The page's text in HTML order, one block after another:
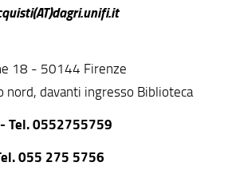
18 - 50144 Firenze
nord, davanti ingresso Biblioteca
Tel. 0552755759
055 275 5756